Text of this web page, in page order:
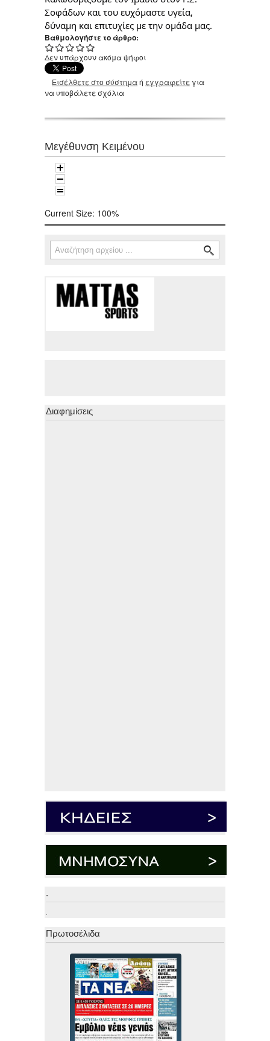
Σοφάδων και του ευχόμαστε υγεία,
δύναμη και επιτυχίες με την ομάδα μας.
Βαθμολογήστε το άρθρο:
Δεν υπάρχουν ακόμα ψήφοι
Εισέλθετε στο σύστημαή εγγραφείτε για
να υποβάλετε σχόλια
Μεγέθυνση Κειμένου
Current Size: 100%
Φόρμα αναζήτησης
Αναζήτηση
Διαφημίσεις
.
.
Πρωτοσέλιδα